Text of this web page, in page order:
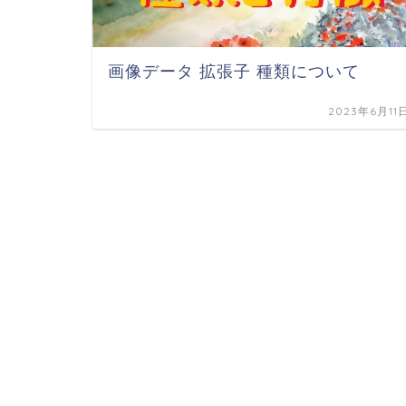
画像データ 拡張子 種類について
2023年6月11